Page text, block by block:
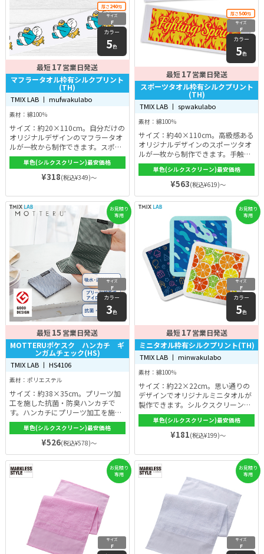
厚さ240匁
サイズ
F
カラー
5色
最短17営業日発送
マフラータオル枠有シルクプリント
(TH)
TMIX LAB 丨 mufwakulabo
素材：綿100％
サイズ：約20×110cm。自分だけの
オリジナルデザインのマフラータオ
ルが一枚から制作できます。スポー
ツ時だけでなく、コンサートやスポ
ーツ観戦などにもおすすめ。シルク
スクリーン印刷だから仕上がりも綺
麗で、洗っても色落ちしにくい。オ
プションで熨斗やOPP入れにも対
応。
単色(シルクスクリーン)最安価格
¥318(税込¥349)～
厚さ500匁
サイズ
F
カラー
5色
最短17営業日発送
スポーツタオル枠有シルクプリント
(TH)
TMIX LAB 丨 spwakulabo
素材：綿100％
サイズ：約40×110cm。高級感ある
オリジナルデザインのスポーツタオ
ルが一枚から制作できます。手触り
もよく、シルクスクリーン印刷だか
ら細かなデザインも表現できる。洗
っても色落ちしにくいのも人気で
単色(シルクスクリーン)最安価格
¥563(税込¥619)～
お見積り
専用
サイズ
F
カラー
3色
最短15営業日発送
MOTTERUポケスク ハンカチ ギ
ンガムチェック(HS)
TMIX LAB 丨 HS4106
素材：ポリエステル
サイズ：約38×35cm。プリーツ加
工を施した抗菌・防臭ハンカチで
す。ハンカチにプリーツ加工を施し
た折り目があり、簡単に折りたたむ
ことができます。
単色(シルクスクリーン)最安価格
¥526(税込¥578)～
お見積り
専用
サイズ
F
カラー
5色
最短17営業日発送
ミニタオル枠有シルクプリント(TH)
TMIX LAB 丨 minwakulabo
素材：綿100％
サイズ：約22×22cm。思い通りの
デザインでオリジナルミニタオルが
製作できます。シルクスクリーン印
刷だから発色もよく、選択しても色
落ちしにくい。生地の色もホワイ
ト・ブルー・ピンク・イエロー・グ
リーンの5色から選べます。プレゼ
単色(シルクスクリーン)最安価格
¥181(税込¥199)～
お見積り
専用
サイズ
F
お見積り
専用
サイズ
F